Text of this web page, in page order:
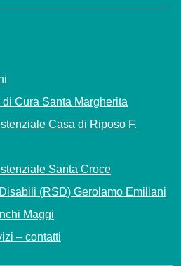
Cura Santa Margherita
Casa di Riposo F.
Santa Croce
(RSD) Gerolamo Emiliani
Maggi
– contatti